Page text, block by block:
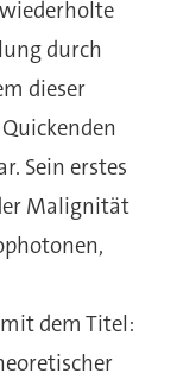
durch
dieser
Sein erstes
Malignität
dem Titel: